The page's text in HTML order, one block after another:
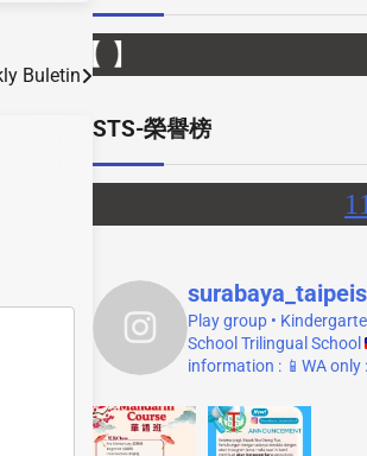
Buletin
STS-榮譽榜
Play group •
School Trilingual School
information :📱WA only